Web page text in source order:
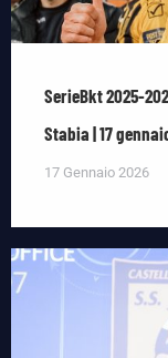
SerieBkt 2025-
Stabia | 17
17 Gennaio 2026